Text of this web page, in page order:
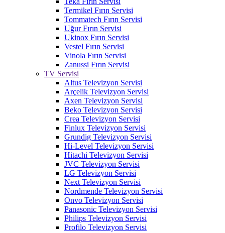
Termikel Fırın Servisi
Tommatech Fırın Servisi
Uğur Fırın Servisi
Ukinox Fırın Servisi
Vestel Fırın Servisi
Vinola Fırın Servisi
Zanussi Fırın Servisi
TV Servisi
Altus Televizyon Servisi
Arçelik Televizyon Servisi
Axen Televizyon Servisi
Beko Televizyon Servisi
Crea Televizyon Servisi
Finlux Televizyon Servisi
Grundig Televizyon Servisi
Hi-Level Televizyon Servisi
Hitachi Televizyon Servisi
JVC Televizyon Servisi
LG Televizyon Servisi
Next Televizyon Servisi
Nordmende Televizyon Servisi
Onvo Televizyon Servisi
Panasonic Televizyon Servisi
Philips Televizyon Servisi
Profilo Televizyon Servisi